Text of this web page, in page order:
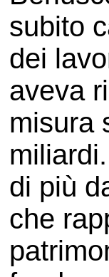
subito
dei
aveva
misura
di più
che